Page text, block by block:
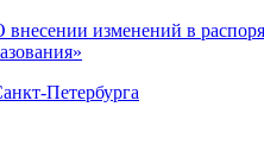
изменений в
Петербурга